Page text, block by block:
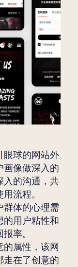
眼球的网站外
画像做深入的
入的沟通，共
流程。
群体的心理需
的用户粘性和
率。
属性，该网
走在了创意的